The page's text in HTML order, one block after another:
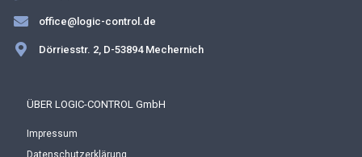
office@logic-control.de
Dörriesstr. 2, D-53894 Mechernich
ÜBER LOGIC-CONTROL GmbH
Impressum
Datenschutzerklärung